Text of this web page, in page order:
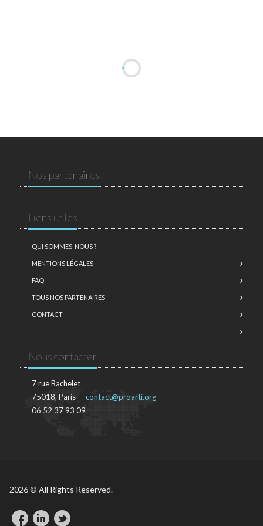
Nos partenaires
Liens utiles
QUI SOMMES-NOUS ?
MENTIONS LÉGALES
FAQ
TOUS NOS PARTENAIRES
CONTACT
Nous contacter
7 rue Bachelet
75018, Paris
06 52 37 93 09
contact@proarti.org
2026 © All Rights Reserved.